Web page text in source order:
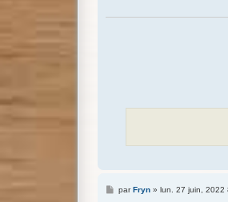
MparFryn» lun. 27 juin, 2022